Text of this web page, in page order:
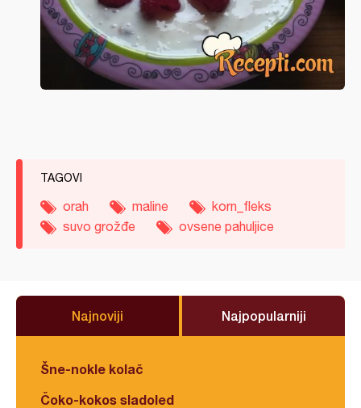
TAGOVI
orah maline
korn_fleks
suvo grožđe
ovsene pahuljice
Najnoviji Najpopularniji
Šne-nokle kolač
Čoko-kokos sladoled